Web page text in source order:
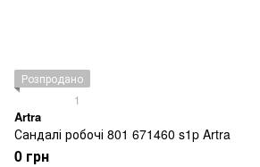
Розпродано
1
Artra
Сандалі робочі 801 671460 s1p Artra
0 грн